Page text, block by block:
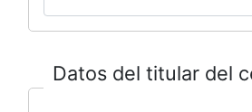
Datos
de
Datos del titular del